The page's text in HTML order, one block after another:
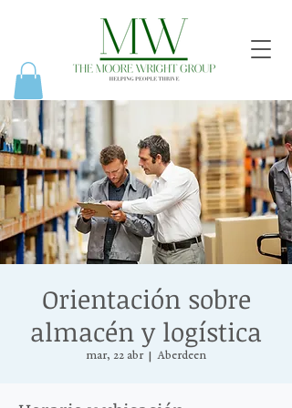
Orientación sobre
almacén y logística
mar, 22 abr
  |
Aberdeen